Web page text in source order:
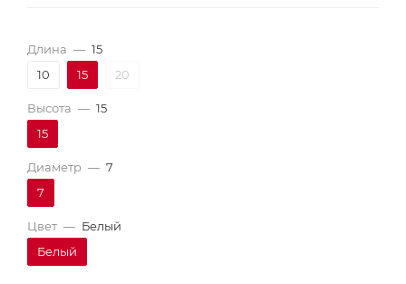
Длина — 15
10
15 20
Высота — 15
15
Диаметр — 7
7
Цвет — Белый
Белый